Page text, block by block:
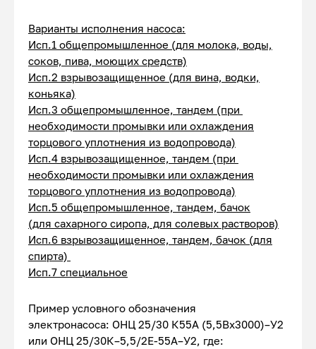
Варианты исполнения насоса:
Исп.1 общепромышленное (для молока, воды,
соков, пива, моющих средств)
Исп.2 взрывозащищенное (для вина, водки,
коньяка)
Исп.3 общепромышленное, тандем (при
необходимости промывки или охлаждения
торцового уплотнения из водопровода)
Исп.4 взрывозащищенное, тандем (при
необходимости промывки или охлаждения
торцового уплотнения из водопровода)
Исп.5 общепромышленное, тандем, бачок
(для сахарного сиропа, для солевых растворов)
Исп.6 взрывозащищенное, тандем, бачок (для
спирта)
Исп.7 специальное
Пример условного обозначения
электронасоса: ОНЦ 25/30 К55А (5,5Вх3000)–У2
или ОНЦ 25/30К–5,5/2Е-55А–У2, где: